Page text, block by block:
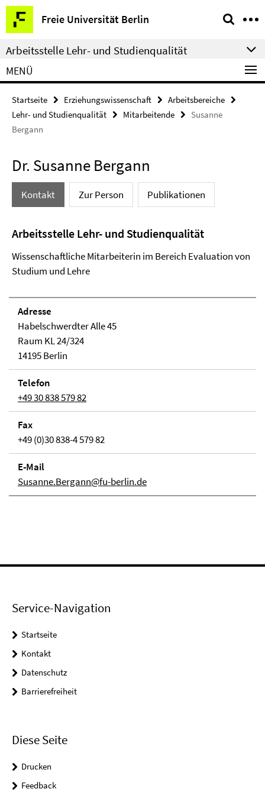
Springe
direkt
zu
Inhalt
Freie Universität Berlin
Service-
Navigation
Arbeitsstelle Lehr- und Studienqualität
MENÜ
Startseite Erziehungswissenschaft
Arbeitsbereiche
Lehr- und Studienqualität
Mitarbeitende
Susanne
Bergann
Dr. Susanne Bergann
Kontakt Zur Person Publikationen
Arbeitsstelle Lehr- und Studienqualität
Wissenschaftliche Mitarbeiterin im Bereich Evaluation von
Studium und Lehre
Adresse
Habelschwerdter Alle 45
Raum KL 24/324
14195 Berlin
Telefon
+49 30 838 579 82
Fax
+49 (0)30 838-4 579 82
E-Mail
Susanne.Bergann@fu-berlin.de
Service-Navigation
Startseite
Kontakt
Datenschutz
Barrierefreiheit
Diese Seite
Drucken
Feedback